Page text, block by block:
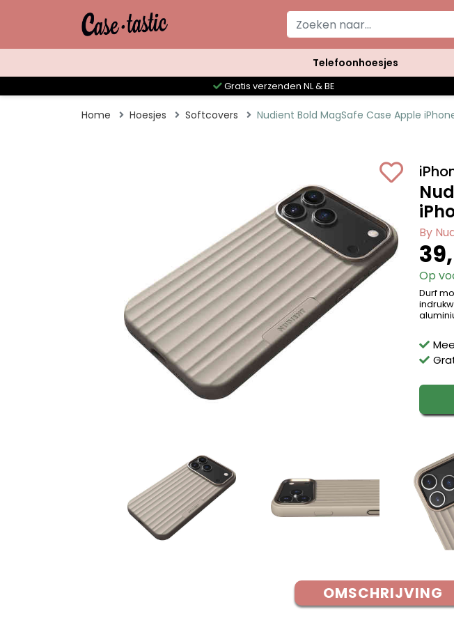
Telefoonhoesjes
Gratis verzenden NL & BE
Home Hoesjes Softcovers Nudient Bold MagSafe Case Apple
By
Op
Durf
OMSCHRIJVING